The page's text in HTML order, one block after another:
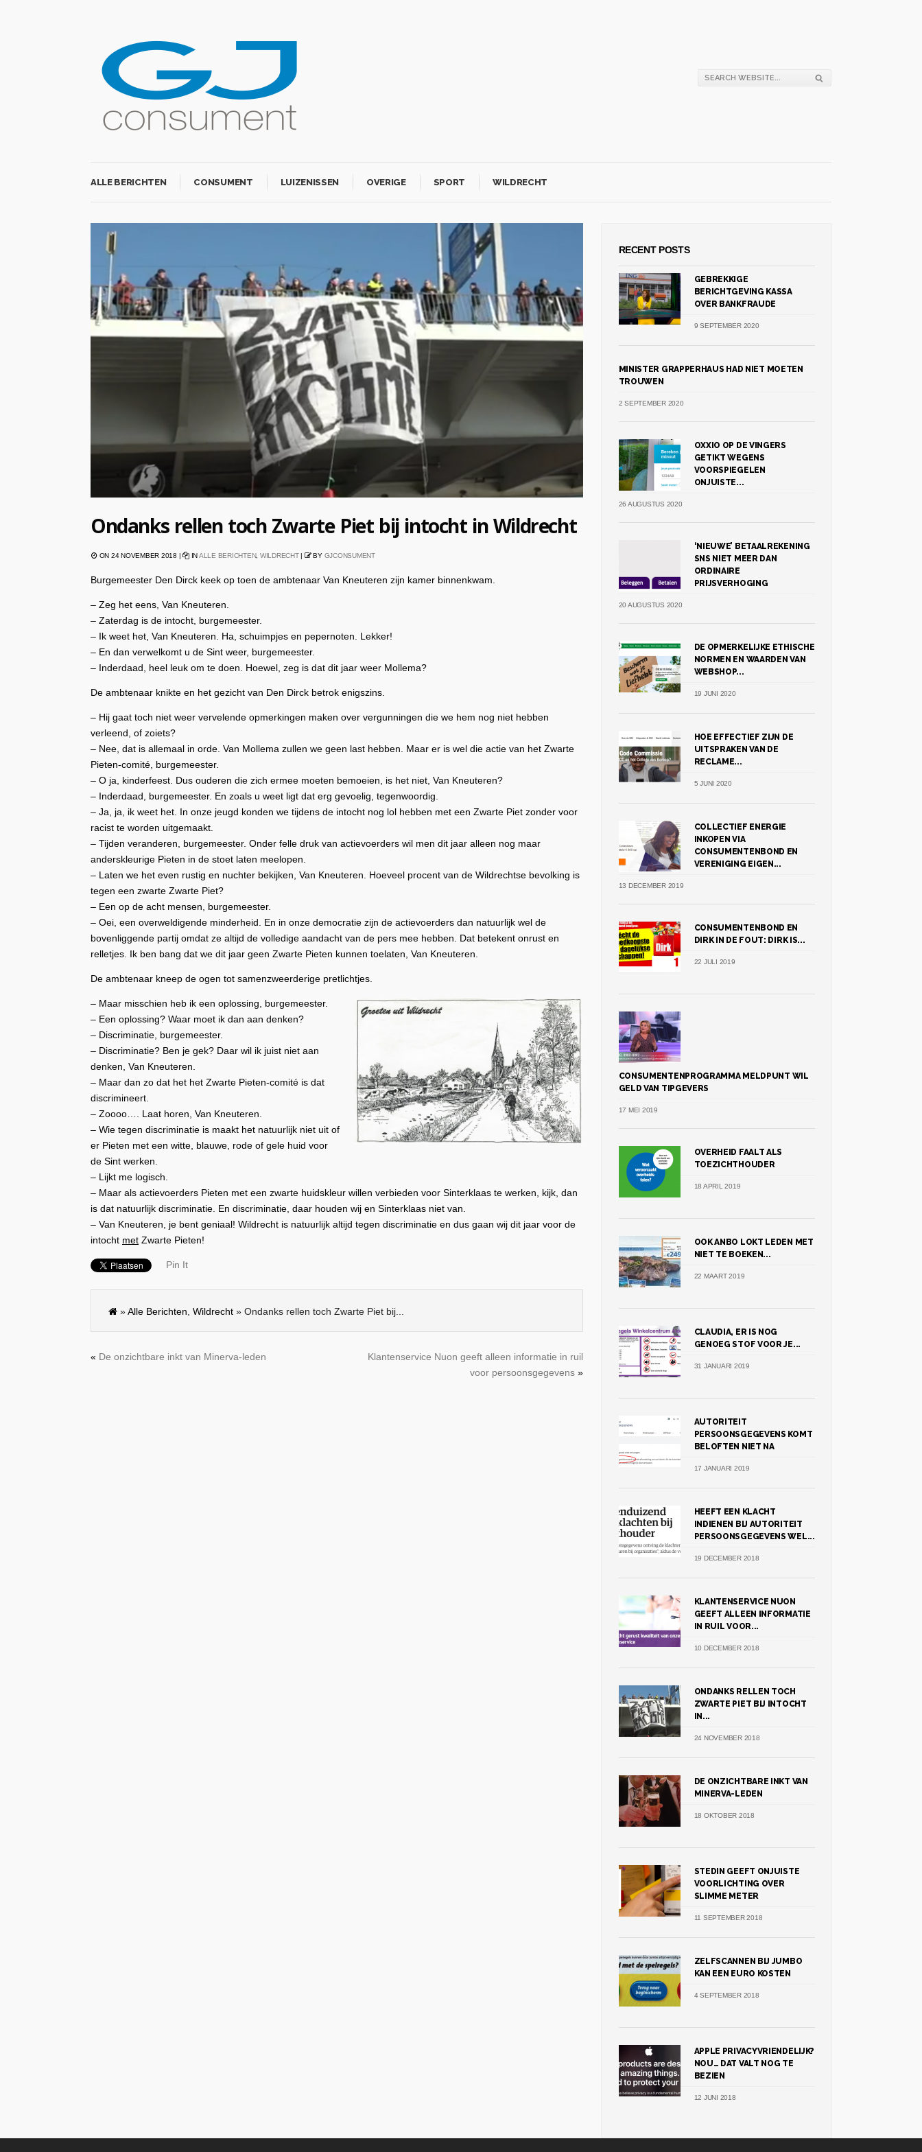
ALLE BERICHTEN CONSUMENT LUIZENISSEN OVERIGE SPORT WILDRECHT
Ondanks rellen toch Zwarte Piet bij intocht in Wildrecht
ON 24 NOVEMBER 2018 | INALLE BERICHTEN, WILDRECHT| BY GJCONSUMENT
Burgemeester Den Dirck keek op toen de ambtenaar Van Kneuteren zijn kamer binnenkwam.
– Zeg het eens, Van Kneuteren.
– Zaterdag is de intocht, burgemeester.
– Ik weet het, Van Kneuteren. Ha, schuimpjes en pepernoten. Lekker!
– En dan verwelkomt u de Sint weer, burgemeester.
– Inderdaad, heel leuk om te doen. Hoewel, zeg is dat dit jaar weer Mollema?
De ambtenaar knikte en het gezicht van Den Dirck betrok enigszins.
– Hij gaat toch niet weer vervelende opmerkingen maken over vergunningen die we hem nog niet hebben
verleend, of zoiets?
– Nee, dat is allemaal in orde. Van Mollema zullen we geen last hebben. Maar er is wel die actie van het Zwarte
Pieten-comité, burgemeester.
– O ja, kinderfeest. Dus ouderen die zich ermee moeten bemoeien, is het niet, Van Kneuteren?
– Inderdaad, burgemeester. En zoals u weet ligt dat erg gevoelig, tegenwoordig.
– Ja, ja, ik weet het. In onze jeugd konden we tijdens de intocht nog lol hebben met een Zwarte Piet zonder voor
racist te worden uitgemaakt.
– Tijden veranderen, burgemeester. Onder felle druk van actievoerders wil men dit jaar alleen nog maar
anderskleurige Pieten in de stoet laten meelopen.
– Laten we het even rustig en nuchter bekijken, Van Kneuteren. Hoeveel procent van de Wildrechtse bevolking is
tegen een zwarte Zwarte Piet?
– Een op de acht mensen, burgemeester.
– Oei, een overweldigende minderheid. En in onze democratie zijn de actievoerders dan natuurlijk wel de
bovenliggende partij omdat ze altijd de volledige aandacht van de pers mee hebben. Dat betekent onrust en
relletjes. Ik ben bang dat we dit jaar geen Zwarte Pieten kunnen toelaten, Van Kneuteren.
De ambtenaar kneep de ogen tot samenzweerderige pretlichtjes.
– Maar misschien heb ik een oplossing, burgemeester.
– Een oplossing? Waar moet ik dan aan denken?
– Discriminatie, burgemeester.
– Discriminatie? Ben je gek? Daar wil ik juist niet aan
denken, Van Kneuteren.
– Maar dan zo dat het het Zwarte Pieten-comité is dat
discrimineert.
– Zoooo…. Laat horen, Van Kneuteren.
– Wie tegen discriminatie is maakt het natuurlijk niet uit of
er Pieten met een witte, blauwe, rode of gele huid voor
de Sint werken.
– Lijkt me logisch.
– Maar als actievoerders Pieten met een zwarte huidskleur willen verbieden voor Sinterklaas te werken, kijk, dan
is dat natuurlijk discriminatie. En discriminatie, daar houden wij en Sinterklaas niet van.
– Van Kneuteren, je bent geniaal! Wildrecht is natuurlijk altijd tegen discriminatie en dus gaan wij dit jaar voor de
intocht met Zwarte Pieten!
Pin It
»Alle Berichten Wildrecht » Ondanks rellen toch Zwarte Piet bij...
« De onzichtbare inkt van Minerva-leden
Klantenservice Nuon geeft alleen informatie in ruil
voor persoonsgegevens »
RECENT POSTS
GEBREKKIGE
BERICHTGEVING KASSA
OVER BANKFRAUDE
9 SEPTEMBER 2020
MINISTER GRAPPERHAUS HAD NIET MOETEN
TROUWEN
2 SEPTEMBER 2020
OXXIO OP DE VINGERS
GETIKT WEGENS
VOORSPIEGELEN
ONJUISTE...
26 AUGUSTUS 2020
‘NIEUWE’ BETAALREKENING
SNS NIET MEER DAN
ORDINAIRE
PRIJSVERHOGING
20 AUGUSTUS 2020
DE OPMERKELIJKE ETHISCHE
NORMEN EN WAARDEN VAN
WEBSHOP...
19 JUNI 2020
HOE EFFECTIEF ZIJN DE
UITSPRAKEN VAN DE
RECLAME...
5 JUNI 2020
COLLECTIEF ENERGIE
INKOPEN VIA
CONSUMENTENBOND EN
VERENIGING EIGEN...
13 DECEMBER 2019
CONSUMENTENBOND EN
DIRK IN DE FOUT: DIRK IS...
22 JULI 2019
CONSUMENTENPROGRAMMA MELDPUNT WIL
GELD VAN TIPGEVERS
17 MEI 2019
OVERHEID FAALT ALS
TOEZICHTHOUDER
18 APRIL 2019
OOK ANBO LOKT LEDEN MET
NIET TE BOEKEN...
22 MAART 2019
CLAUDIA, ER IS NOG
GENOEG STOF VOOR JE...
31 JANUARI 2019
AUTORITEIT
PERSOONSGEGEVENS KOMT
BELOFTEN NIET NA
17 JANUARI 2019
HEEFT EEN KLACHT
INDIENEN BIJ AUTORITEIT
PERSOONSGEGEVENS WEL...
19 DECEMBER 2018
KLANTENSERVICE NUON
GEEFT ALLEEN INFORMATIE
IN RUIL VOOR...
10 DECEMBER 2018
ONDANKS RELLEN TOCH
ZWARTE PIET BIJ INTOCHT
IN...
24 NOVEMBER 2018
DE ONZICHTBARE INKT VAN
MINERVA-LEDEN
18 OKTOBER 2018
STEDIN GEEFT ONJUISTE
VOORLICHTING OVER
SLIMME METER
11 SEPTEMBER 2018
ZELFSCANNEN BIJ JUMBO
KAN EEN EURO KOSTEN
4 SEPTEMBER 2018
APPLE PRIVACYVRIENDELIJK?
NOU… DAT VALT NOG TE
BEZIEN
12 JUNI 2018